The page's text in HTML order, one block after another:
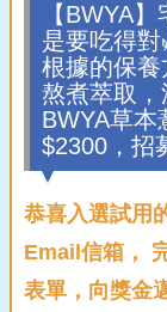
【BWYA
是要吃得
根據的保
熬煮萃取
BWYA草本
$2300，招
恭喜入選試用
Email信箱，
表單，向獎金